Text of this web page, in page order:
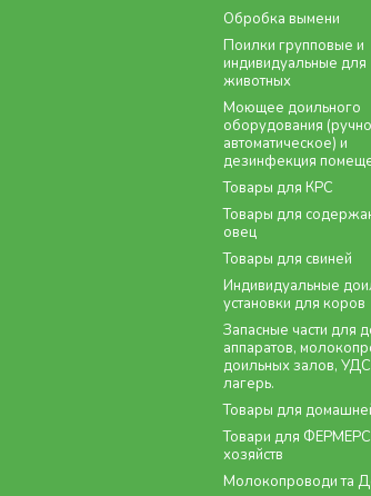
Обробка вымени
Поилки групповые и
индивидуальные для
животных
Моющее доильного
оборудования
автоматическое) и
дезинфекция
Товары для КРС
Товары для
овец
Товары для свиней
Индивидуальные
установки для коров
Запасные части для
аппаратов,
доильных залов,
лагерь.
Товары для
Товари для
хозяйств
Молокопроводи та